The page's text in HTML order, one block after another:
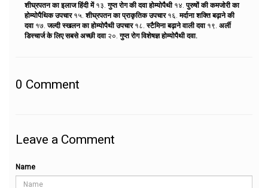
शीघ्रपतन का इलाज हिंदी में१३.गुप्त रोग की दवा होम्योपैथी१४.पुरुषों की कमजोरी का
होम्योपैथिक उपचार१५.शीघ्रपतन का प्राकृतिक उपचार१६.मर्दाना शक्ति बढ़ाने की
दवा१७.जल्दी स्खलन का होम्योपैथी उपचार१८.स्टैमिना बढ़ाने वाली दवा१९. अर्ली
डिस्चार्ज के लिए सबसे अच्छी दवा२०.गुप्त रोग विशेषज्ञ होम्योपैथी दवा.
0 Comment
Leave a Comment
Name